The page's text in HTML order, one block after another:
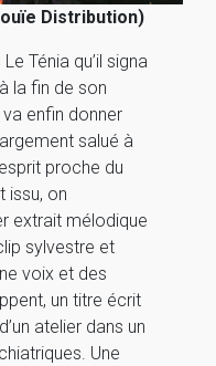
Distribution)
Ténia qu’il signa
la fin de son
enfin donner
salué à
proche du
issu, on
extrait mélodique
sylvestre et
voix et des
un titre écrit
atelier dans un
Une